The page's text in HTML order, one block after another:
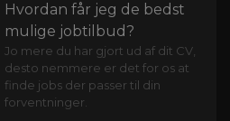
Hvordan får jeg de bedst
mulige jobtilbud?
Jo mere du har gjort ud af dit CV,
desto nemmere er det for os at
finde jobs der passer til din
forventninger.